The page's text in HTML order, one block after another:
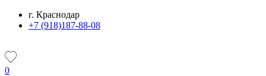
Перейтиг. Краснодар
+7 (918)187-88-08
0